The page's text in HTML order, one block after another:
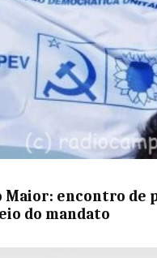
Maior: encontro de
do mandato